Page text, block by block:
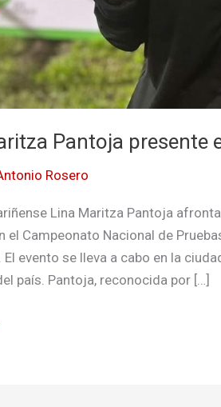
Pantoja presente
Rosero
Lina Maritza Pantoja
el Campeonato Nacional de
evento se lleva a cabo en la
país. Pantoja, reconocida por […]